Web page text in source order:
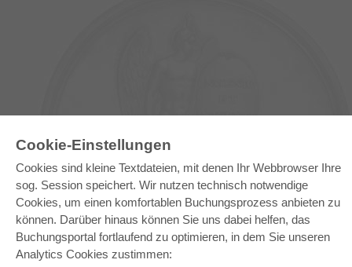
Cookie-Einstellungen
Cookies sind kleine Textdateien, mit denen Ihr Webbrowser Ihre
sog. Session speichert. Wir nutzen technisch notwendige
Cookies, um einen komfortablen Buchungsprozess anbieten zu
können. Darüber hinaus können Sie uns dabei helfen, das
Buchungsportal fortlaufend zu optimieren, in dem Sie unseren
Analytics Cookies zustimmen:
E-COLLECTION
Gesamtpaket
Fachbereichspakete
Pick & Choose
Bereitstellung von E-Books
Häufig gestellte Fragen (FAQ)